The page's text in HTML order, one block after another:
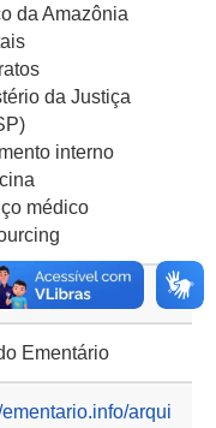
da Amazônia
da Justiça
interno
médico
2018
Ementário
ementario.info/arqui